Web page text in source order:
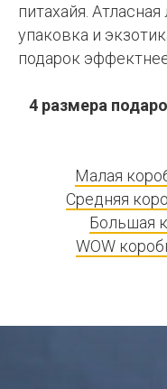
питахайя.
упаковка и
подарок
4 размера
Малая
Средняя
Большая
WOW